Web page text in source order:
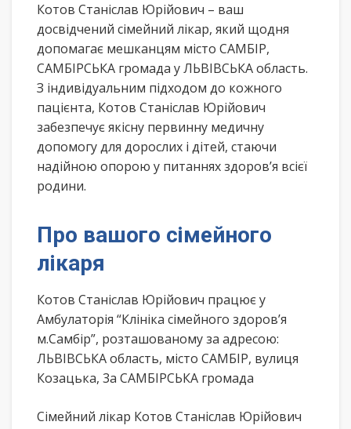
Котов Станіслав Юрійович – ваш
досвідчений сімейний лікар, який щодня
допомагає мешканцям місто САМБІР,
САМБІРСЬКА громада у ЛЬВІВСЬКА область.
З індивідуальним підходом до кожного
пацієнта, Котов Станіслав Юрійович
забезпечує якісну первинну медичну
допомогу для дорослих і дітей, стаючи
надійною опорою у питаннях здоров’я всієї
родини.
Про вашого сімейного
лікаря
Котов Станіслав Юрійович працює у
Амбулаторія “Клініка сімейного здоров’я
м.Самбір”, розташованому за адресою:
ЛЬВІВСЬКА область, місто САМБІР, вулиця
Козацька, 3а САМБІРСЬКА громада
Сімейний лікар Котов Станіслав Юрійович